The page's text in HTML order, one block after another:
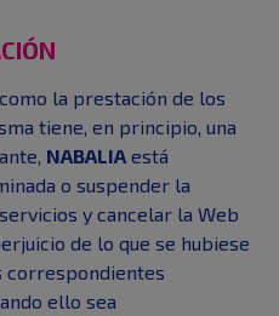
la prestación de los
tiene, en principio, una
NABALIA está
o suspender la
y cancelar la Web
de lo que se hubiese
correspondientes
ello sea